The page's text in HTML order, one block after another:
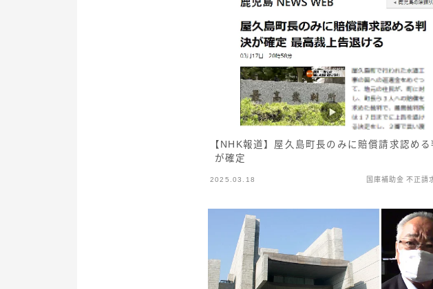
【NHK報道】屋久島町長のみに賠償請求認める
が確定
2025.03.18 国庫補助金 不正請